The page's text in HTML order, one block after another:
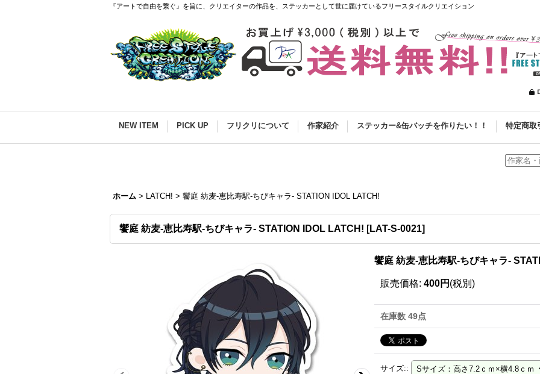
『アートで自由を繋ぐ』を旨に、クリエイターの作品を、ステッカーとして世に届けているフリースタイルクリエイション
NEW ITEM PICK UP フリクリについて 作家紹介 ステッカー&缶バッチを作りたい！！ 特定商取
ホーム > LATCH! > 饗庭 紡麦-恵比寿駅-ちびキャラ- STATION IDOL LATCH!
饗庭 紡麦-恵比寿駅-ちびキャラ- STATION IDOL LATCH! [LAT-S-0021]
饗庭 紡麦-恵比寿駅-ちびキャラ-
販売価格: 400円 (税別)
在庫数 49点
サイズ::